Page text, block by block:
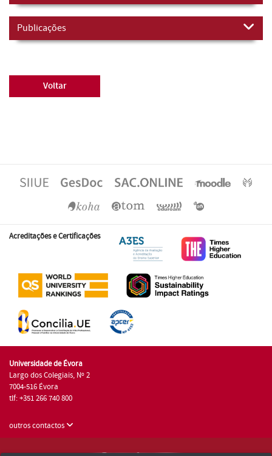
Publicações
Voltar
Acreditações e Certificações
Universidade de Évora
Largo dos Colegiais, Nº 2
7004-516 Évora
tlf: +351 266 740 800
outros contactos